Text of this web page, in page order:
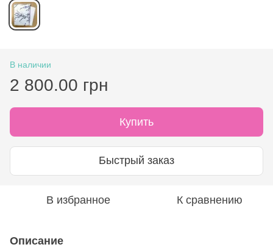
В наличии
2 800.00 грн
Купить
Быстрый заказ
В избранное К сравнению
Описание